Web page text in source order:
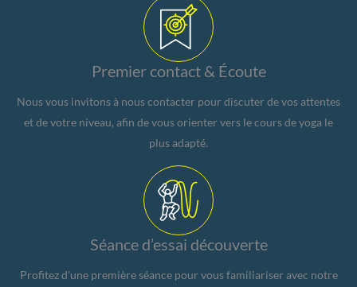
Premier contact & Écoute
Nous vous invitons à nous contacter pour discuter de vos attentes
et de votre niveau, afin de vous orienter vers le cours de yoga le
plus adapté.
Séance d’essai découverte
Profitez d’une première séance pour vous familiariser avec notre